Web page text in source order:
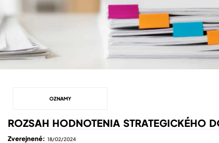
OZNAMY
ROZSAH HODNOTENIA STRATEGICKÉHO
Zverejnené: 18/02/2024